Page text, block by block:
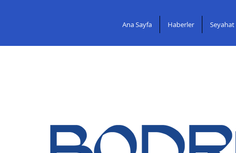
Ana Sayfa Haberler Seyahat